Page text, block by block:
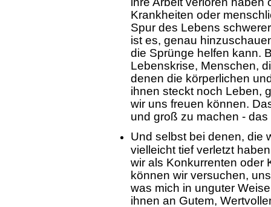
Krankheiten oder
Spur des Lebens
ist es, genau
die Sprünge helfen kann.
Lebenskrise, Menschen,
denen die körperlichen
ihnen steckt noch Leben,
wir uns freuen können.
und groß zu machen - das
Und selbst bei denen, die
vielleicht tief verletzt
wir als Konkurrenten oder
können wir versuchen,
was mich in unguter
ihnen an Gutem,